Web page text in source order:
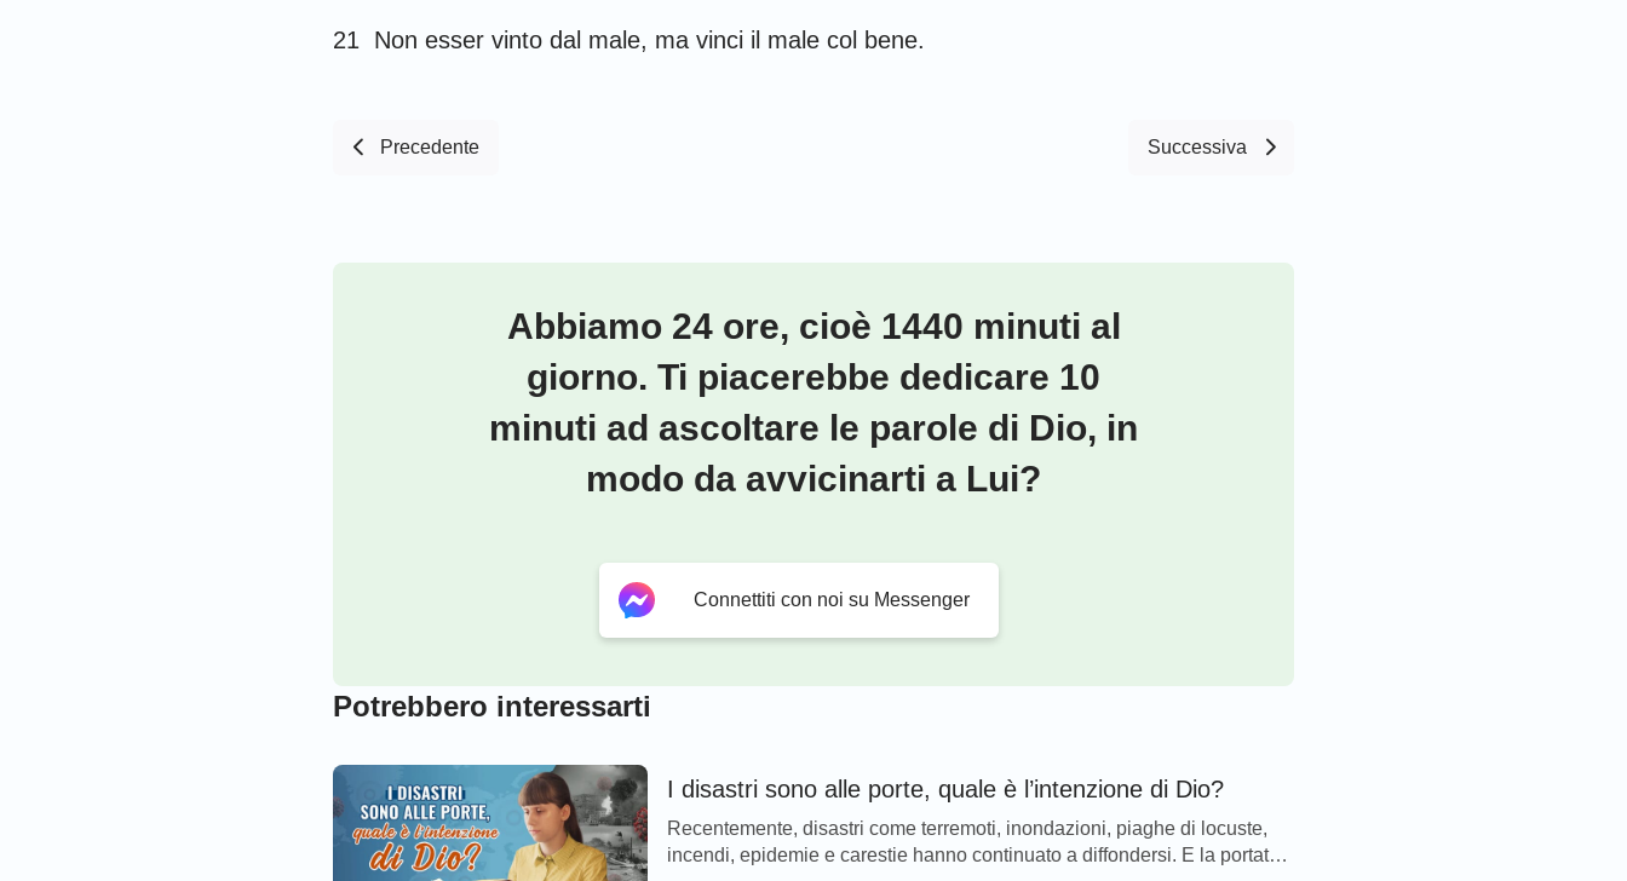
21 Non esser vinto dal male, ma vinci il male col bene.
Precedente Successiva
Abbiamo 24 ore, cioè 1440 minuti al
giorno. Ti piacerebbe dedicare 10
minuti ad ascoltare le parole di Dio, in
modo da avvicinarti a Lui?
Connettiti con noi su Messenger
Potrebbero interessarti
I disastri sono alle porte, quale è l’intenzione di Dio?
Recentemente, disastri come terremoti, inondazioni, piaghe di locuste,
incendi, epidemie e carestie hanno continuato a diffondersi. E la portata